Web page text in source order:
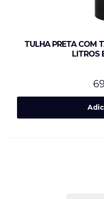
TULHA PRETA COM
LITROS